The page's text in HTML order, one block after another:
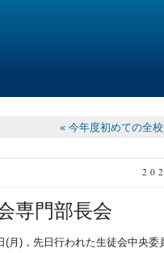
« 今年度初めての全
専門部長会
月)，先日行われた生徒会中央委